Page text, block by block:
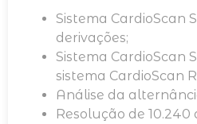
Sistema CardioScan
derivações;
Sistema CardioScan
sistema CardioScan
Análise da
Resolução de